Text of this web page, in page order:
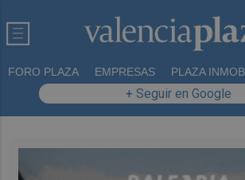
FORO PLAZA EMPRESAS PLAZA
+ Seguir en Google